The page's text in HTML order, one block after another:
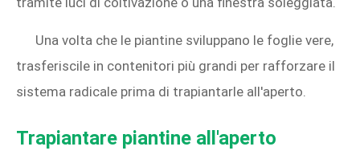
Una volta che le piantine sviluppano le foglie vere,
trasferiscile in contenitori più grandi per rafforzare il
sistema radicale prima di trapiantarle all'aperto.
Trapiantare piantine all'aperto